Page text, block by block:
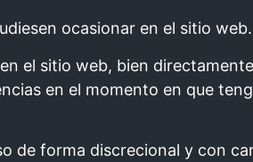
ocasionar en el sitio web.
el sitio web, bien
en el momento en que
de forma discrecional y con